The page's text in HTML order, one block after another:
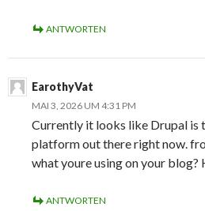
ANTWORTEN
EarothyVat
MAI 3, 2026 UM 4:31 PM
Currently it looks like Drupal is
platform out there right now.
what youre using on your
ANTWORTEN